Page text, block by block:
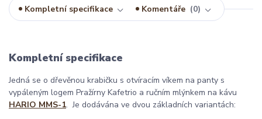
Kompletní specifikace Komentáře 0
Kompletní specifikace
Jedná se o dřevěnou krabičku s otvíracím víkem na panty s
vypáleným logem Pražírny Kafetrio a ručním mlýnkem na kávu
HARIO MMS-1. Je dodávána ve dvou základních variantách: